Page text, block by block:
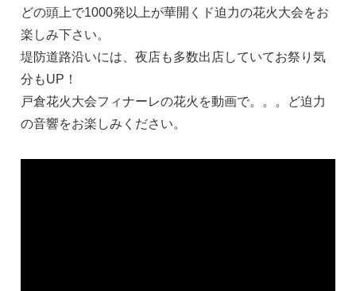
どの頭上で1000発以上が華開くド迫力の花火大会をお
楽しみ下さい。
堤防道路沿いには、夜店も多数出店していてお祭り気
分もUP！
戸倉花火大会フィナーレの花火を動画で。。。ど迫力
の音響をお楽しみください。